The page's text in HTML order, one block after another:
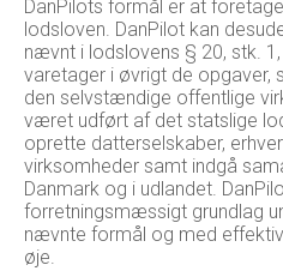
DanPilots formål er at
lodsloven. DanPilot kan
nævnt i lodslovens § 20, stk.
varetager i øvrigt de opgaver,
den selvstændige offentlige
været udført af det statslige
oprette datterselskaber,
virksomheder samt indgå
Danmark og i udlandet.
forretningsmæssigt grundlag
nævnte formål og med
øje.